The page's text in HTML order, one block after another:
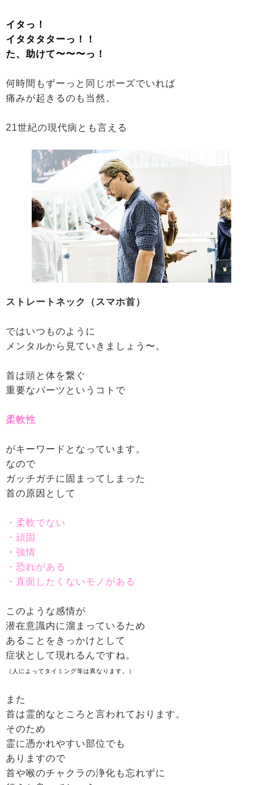
イタっ！
イタタタターっ！！
た、助けて〜〜〜っ！
何時間もずーっと同じポーズでいれば
痛みが起きるのも当然。
21世紀の現代病とも言える
ストレートネック（スマホ首）
ではいつものように
メンタルから見ていきましょう〜。
首は頭と体を繋ぐ
重要なパーツというコトで
柔軟性
がキーワードとなっています。
なので
ガッチガチに固まってしまった
首の原因として
・柔軟でない
・頑固
・強情
・恐れがある
・直面したくないモノがある
このような感情が
潜在意識内に溜まっているため
あることをきっかけとして
症状として現れるんですね。
（人によってタイミング等は異なります。）
また
首は霊的なところと言われております。
そのため
霊に憑かれやすい部位でも
ありますので
首や喉のチャクラの浄化も忘れずに